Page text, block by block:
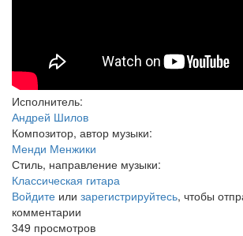
Исполнитель:
Андрей Шилов
Композитор, автор музыки:
Менди Менжики
Стиль, направление музыки:
Классическая гитара
Войдите или зарегистрируйтесь, чтобы
комментарии
349 просмотров